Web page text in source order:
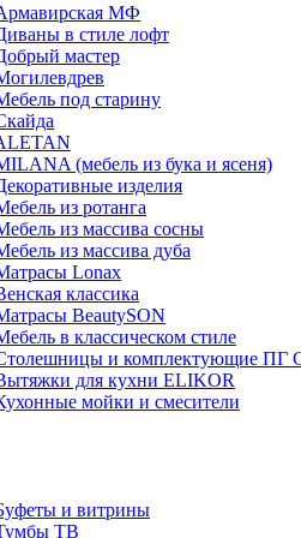
МФ
в стиле лофт
мастер
под старину
(мебель из бука и ясеня)
изделия
из ротанга
из массива сосны
из массива дуба
Lonax
классика
BeautySON
в классическом стиле
и комплектующие ПГ
для кухни ELIKOR
мойки и смесители
и витрины
ТВ